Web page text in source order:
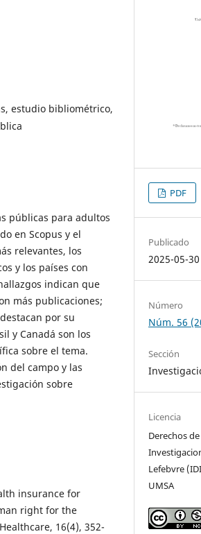
estudio bibliométrico,
públicas para adultos
en Scopus y el
relevantes, los
y los países con
indican que
más publicaciones;
por su
y Canadá son los
sobre el tema.
del campo y las
sobre
insurance for
right for the
16(4), 352-
PDF
Publicado
2025-05-30
Número
Núm. 56
Sección
Licencia
Derechos
Lefebvre
UMSA